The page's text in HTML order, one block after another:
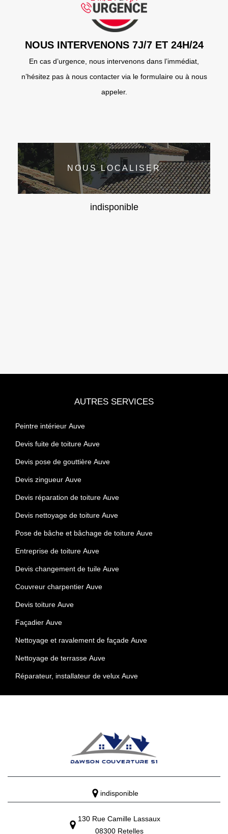
NOUS INTERVENONS 7J/7 ET 24H/24
En cas d’urgence, nous intervenons dans l’immédiat,
n’hésitez pas à nous contacter via le formulaire ou à nous
appeler.
NOUS LOCALISER
indisponible
AUTRES SERVICES
Peintre intérieur Auve
Devis fuite de toiture Auve
Devis pose de gouttière Auve
Devis zingueur Auve
Devis réparation de toiture Auve
Devis nettoyage de toiture Auve
Pose de bâche et bâchage de toiture Auve
Entreprise de toiture Auve
Devis changement de tuile Auve
Couvreur charpentier Auve
Devis toiture Auve
Façadier Auve
Nettoyage et ravalement de façade Auve
Nettoyage de terrasse Auve
Réparateur, installateur de velux Auve
indisponible
130 Rue Camille Lassaux
08300 Retelles